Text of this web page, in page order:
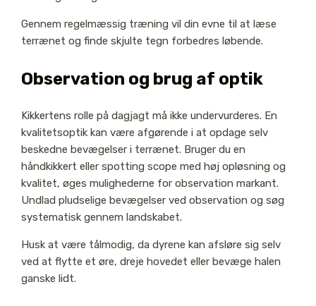
Gennem regelmæssig træning vil din evne til at læse
terrænet og finde skjulte tegn forbedres løbende.
Observation og brug af optik
Kikkertens rolle på dagjagt må ikke undervurderes. En
kvalitetsoptik kan være afgørende i at opdage selv
beskedne bevægelser i terrænet. Bruger du en
håndkikkert eller spotting scope med høj opløsning og
kvalitet, øges mulighederne for observation markant.
Undlad pludselige bevægelser ved observation og søg
systematisk gennem landskabet.
Husk at være tålmodig, da dyrene kan afsløre sig selv
ved at flytte et øre, dreje hovedet eller bevæge halen
ganske lidt.